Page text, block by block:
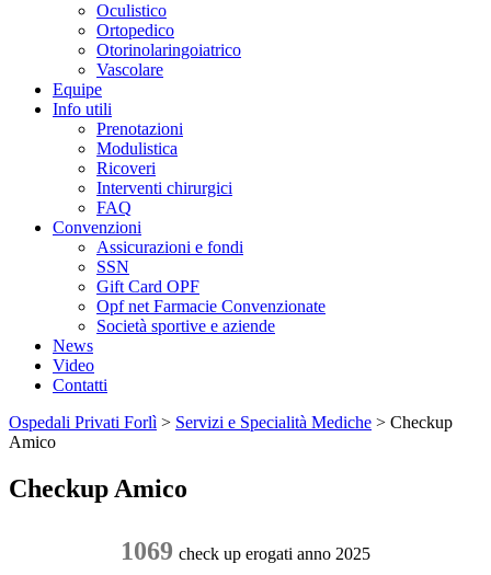
Oculistico
Ortopedico
Otorinolaringoiatrico
Vascolare
Equipe
Info utili
Prenotazioni
Modulistica
Ricoveri
Interventi chirurgici
FAQ
Convenzioni
Assicurazioni e fondi
SSN
Gift Card OPF
Opf net Farmacie Convenzionate
Società sportive e aziende
News
Video
Contatti
Ospedali Privati Forlì > Servizi e Specialità Mediche > Checkup
Amico
Checkup Amico
1069 check up erogati anno 2025